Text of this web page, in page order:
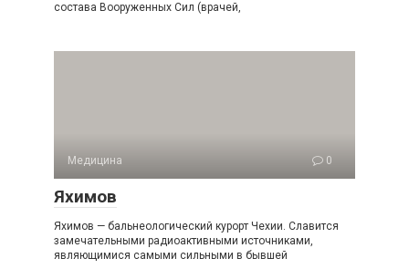
состава Вооруженных Сил (врачей,
Медицина 0
Яхимов
Яхимов — бальнеологический курорт Чехии. Славится
замечательными радиоактивными источниками,
являющимися самыми сильными в бывшей